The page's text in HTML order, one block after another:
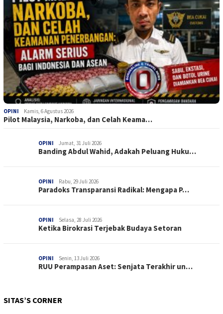
OPINI Kamis, 6 Agustus 2026
Pilot Malaysia, Narkoba, dan Celah Keama…
OPINI Jumat, 31 Juli 2026
Banding Abdul Wahid, Adakah Peluang Huku…
OPINI Rabu, 29 Juli 2026
Paradoks Transparansi Radikal: Mengapa P…
OPINI Selasa, 28 Juli 2026
Ketika Birokrasi Terjebak Budaya Setoran
OPINI Senin, 13 Juli 2026
RUU Perampasan Aset: Senjata Terakhir un…
SITAS’S CORNER